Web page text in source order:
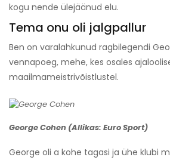
kogu nende ülejäänud elu.
Tema onu oli jalgpallur
Ben on varalahkunud ragbilegendi
vennapoeg, mehe, kes osales
maailmameistrivõistlustel.
George Cohen (Allikas: Euro Sport)
George oli a kohe tagasi ja ühe klubi